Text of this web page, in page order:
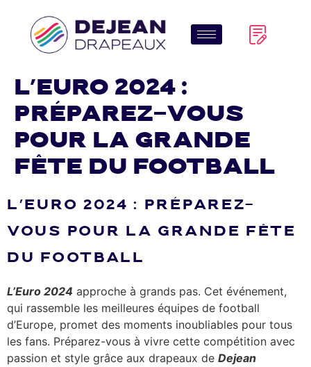
L’Euro 2024 :
Préparez-vous
pour la grande
fête du football
L’EURO 2024 : PRÉPAREZ-
VOUS POUR LA GRANDE FÊTE
DU FOOTBALL
L’Euro 2024 approche à grands pas. Cet événement,
qui rassemble les meilleures équipes de football
d’Europe, promet des moments inoubliables pour tous
les fans. Préparez-vous à vivre cette compétition avec
passion et style grâce aux drapeaux de Dejean